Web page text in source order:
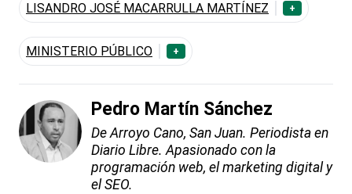
LISANDRO JOSÉ MACARRULLA MARTÍNEZ +
MINISTERIO PÚBLICO +
Pedro Martín Sánchez
De Arroyo Cano, San Juan. Periodista en
Diario Libre. Apasionado con la
programación web, el marketing digital y
el SEO.